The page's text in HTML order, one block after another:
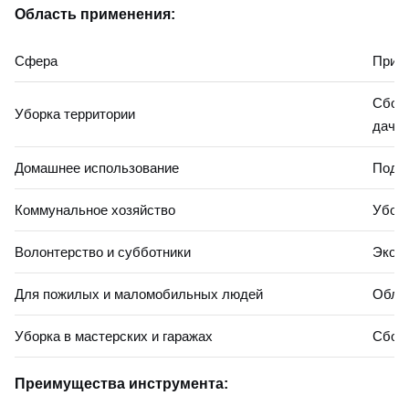
Область применения:
Сфера
Уборка территории
Сбор
Домашнее использование
Коммунальное хозяйство
Волонтерство и субботники
Для пожилых и маломобильных людей
Уборка в мастерских и гаражах Сбор
Преимущества инструмента: